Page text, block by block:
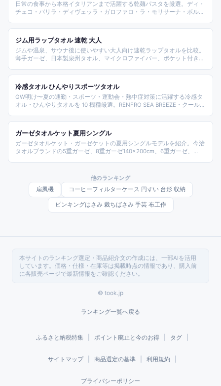
日常の食事から本格イタリアンまで活躍する乾麺パスタを厳選。ディ・
チェコ・バリラ・ディヴェッラ・ガロファロ・ラ・モリサーナ・ボルカ
チーネ・デュラム小麦100%・ブロンズダイスを比較・ランキング。
ジム用ラップタオル 速乾 大人
ジムや温泉、サウナ後に使いやすい大人向け速乾ラップタオルを比較。
薄手ガーゼ、日本製泉州タオル、マイクロファイバー、ポケット付き、
す。
冷感タオル ひんやりスポーツタオル
GW明け〜夏の通勤・スポーツ・運動会・熱中症対策に活躍する冷感タ
オル・ひんやりタオルを 10 機種厳選。RENFRO SEA BREEZE・クールコ
で紹介。
ガーゼタオルケット夏用シングル
ガーゼタオルケット・ガーゼケットの夏用シングルモデルを紹介。今治
タオルブランドの5重ガーゼ、8重ガーゼ140×200cm、6重ガーゼ、
他のランキング
扇風機 コーヒーフィルターケース 円すい 台形 収納
ピンキングはさみ 裁ちばさみ 手芸 布工作
本サイトのランキング選定・商品紹介文の作成には、一部AIを活用
しています。価格・仕様・在庫等は掲載時点の情報であり、購入前
に各販売ページで最新情報をご確認ください。
© took.jp
ランキング一覧へ戻る
ふるさと納税特集 ポイント廃止と今のお得 タグ
サイトマップ 商品選定の基準 利用規約
プライバシーポリシー